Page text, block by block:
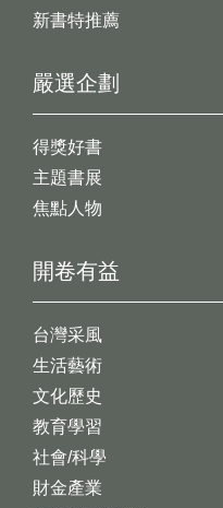
新書特推薦
開卷有益
台灣采風
生活藝術
文化歷史
教育學習
社會/科學
財金產業
嚴選企劃
得獎好書
主題書展
焦點人物